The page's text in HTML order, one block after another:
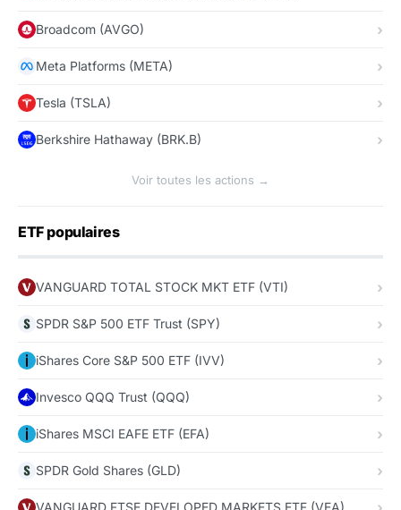
Broadcom (AVGO)
Meta Platforms (META)
Tesla (TSLA)
Berkshire Hathaway (BRK.B)
Voir toutes les actions →
ETF populaires
VANGUARD TOTAL STOCK MKT ETF (VTI)
SPDR S&P 500 ETF Trust (SPY)
iShares Core S&P 500 ETF (IVV)
Invesco QQQ Trust (QQQ)
iShares MSCI EAFE ETF (EFA)
SPDR Gold Shares (GLD)